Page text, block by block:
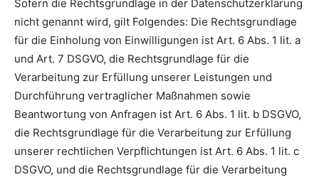
Sofern die Rechtsgrundlage in der Datenschutzerklärung
nicht genannt wird, gilt Folgendes: Die Rechtsgrundlage
für die Einholung von Einwilligungen ist Art. 6 Abs. 1 lit. a
und Art. 7 DSGVO, die Rechtsgrundlage für die
Verarbeitung zur Erfüllung unserer Leistungen und
Durchführung vertraglicher Maßnahmen sowie
Beantwortung von Anfragen ist Art. 6 Abs. 1 lit. b DSGVO,
die Rechtsgrundlage für die Verarbeitung zur Erfüllung
unserer rechtlichen Verpflichtungen ist Art. 6 Abs. 1 lit. c
DSGVO, und die Rechtsgrundlage für die Verarbeitung